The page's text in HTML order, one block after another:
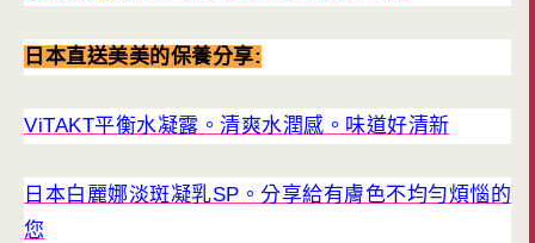
日本直送美美的保養分享:
ViTAKT平衡水凝露。清爽水潤感。味道好清新
日本白麗娜淡斑凝乳SP。分享給有膚色不均勻煩惱的
您